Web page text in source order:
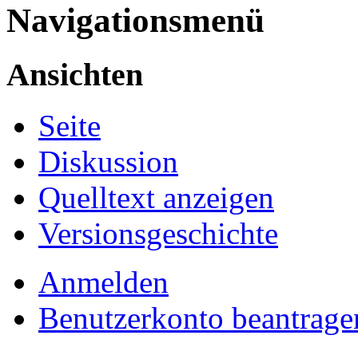
Navigationsmenü
Ansichten
Seite
Diskussion
Quelltext anzeigen
Versionsgeschichte
Anmelden
Benutzerkonto